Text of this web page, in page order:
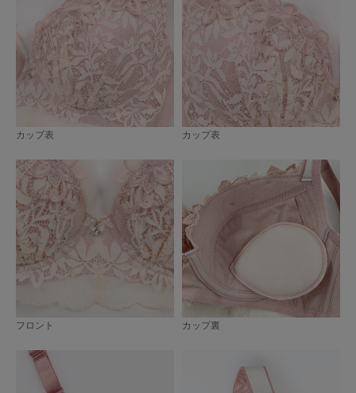
カップ表 カップ表
フロント カップ裏